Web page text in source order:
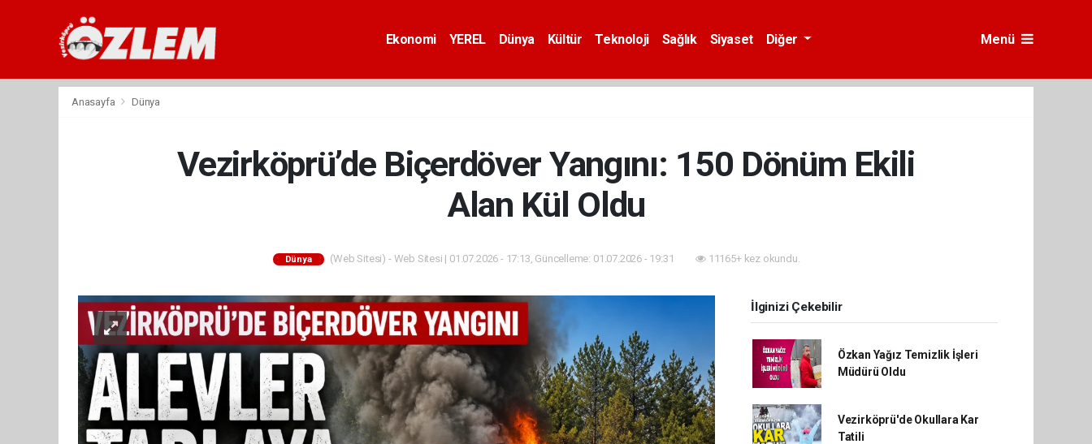
Ekonomi YEREL Dünya Kültür Teknoloji Sağlık Siyaset Diğer Menü
Anasayfa Dünya
Vezirköprü’de Biçerdöver Yangını: 150 Dönüm Ekili
Alan Kül Oldu
Dünya (Web Sitesi) - Web Sitesi | 01.07.2026 - 17:13, Güncelleme: 01.07.2026 - 19:31 11165+ kez okundu.
İlginizi Çekebilir
Özkan Yağız Temizlik İşleri
Müdürü Oldu
Vezirköprü'de Okullara Kar
Tatili